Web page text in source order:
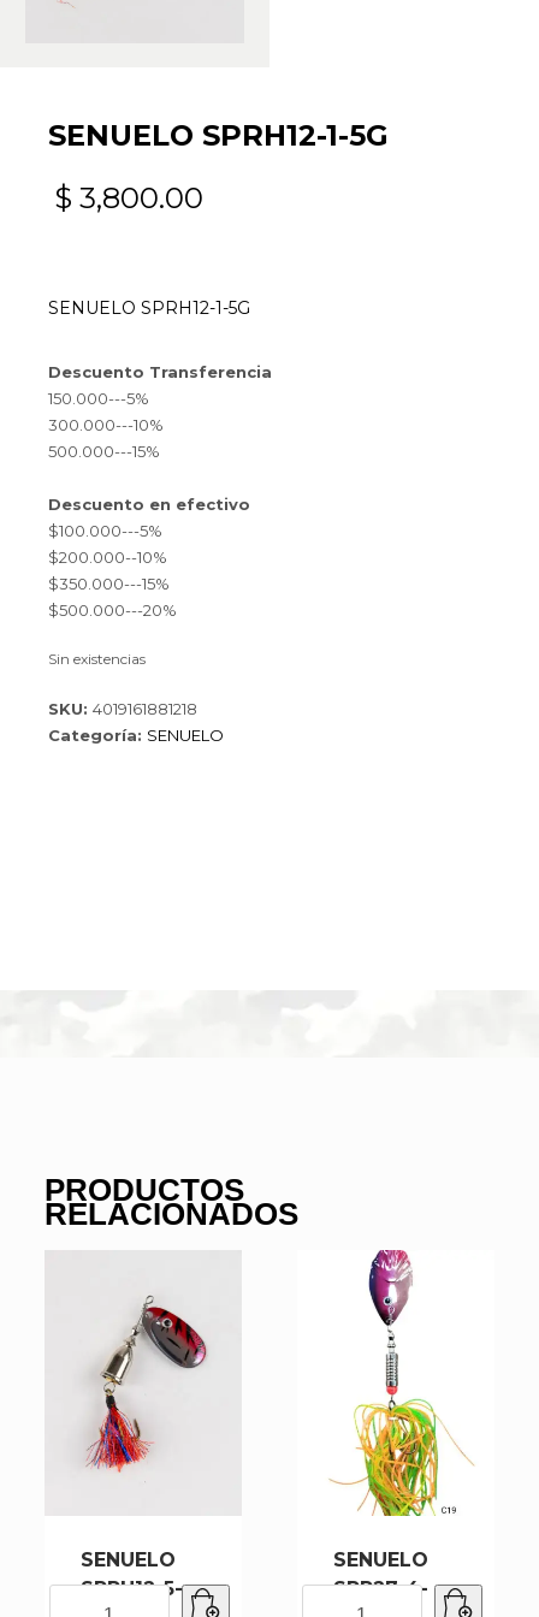
SENUELO SPRH12-1-5G
$ 3,800.00
SENUELO SPRH12-1-5G
Descuento Transferencia
150.000---5%
300.000---10%
500.000---15%
Descuento en efectivo
$100.000---5%
$200.000--10%
$350.000---15%
$500.000---20%
Sin existencias
SKU: 4019161881218
Categoría: SENUELO
PRODUCTOS
RELACIONADOS
SENUELO
SPRH12-5-
SENUELO
SPR27-4-